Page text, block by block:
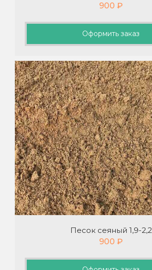
900 ₽
Оформить заказ
Песок сеяный 1,9-2,2
900 ₽